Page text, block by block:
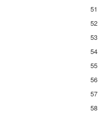
51
52
53
54
55
56
57
58